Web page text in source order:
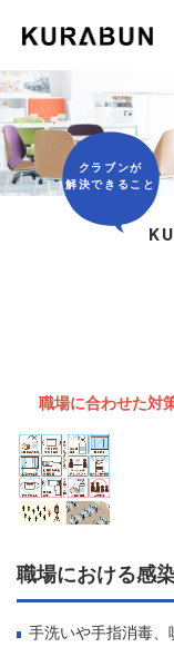
クラブンが
解決できること
職場に合わせた対
職場における感
手洗いや手指消毒